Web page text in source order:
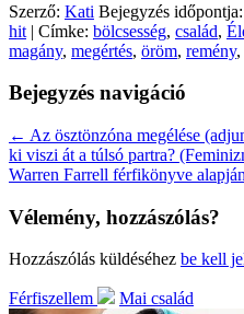
Szerző: Kati Bejegyzés időpontja:
hit | Címke: bölcsesség, család,
magány, megértés, öröm, remény,
Bejegyzés navigáció
← Az ösztönzóna megélése
ki viszi át a túlsó partra?
Warren Farrell férfikönyve
Vélemény, hozzászólás?
Hozzászólás küldéséhez be kell
Férfiszellem Mai család